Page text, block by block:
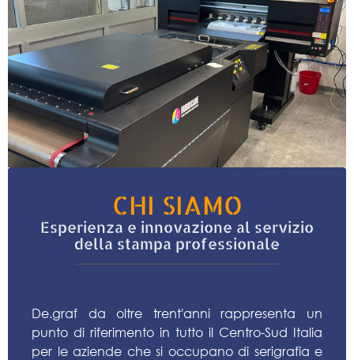
CHI SIAMO
Esperienza e innovazione al servizio
della stampa professionale
De.graf da oltre trent′anni rappresenta un
punto di riferimento in tutto il Centro-Sud Italia
per le aziende che si occupano di serigrafia e